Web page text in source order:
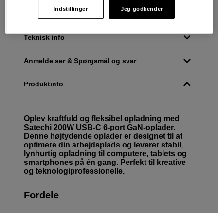
Teknisk info
Anmeldelser & Spørgsmål og svar
Produktinfo
Oplev kraftfuld og fleksibel opladning med
Satechi 200W USB-C 6-port GaN-oplader.
Denne højtydende oplader er designet til at
optimere din arbejdsplads og leverer stabil,
lynhurtig opladning til computere, tablets og
smartphones på én gang. Perfekt til kreative
og teknologiprofessionelle.
Fordele
Indstillinger Jeg godkender